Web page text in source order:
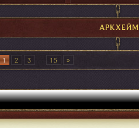
АРКХЕЙМ
1 2 3 15